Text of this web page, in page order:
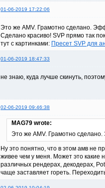
01-06-2019 17:22:06
Это же AMV. Грамотно сделано.
Сделано красиво! SVP прямо так
тут с картинками: Пресет SVP для
01-06-2019 18:47:33
не знаю, куда лучше скинуть,
02-06-2019 09:46:38
MAG79 wrote:
Это же AMV. Грамотно сделано.
Ну это понятно, что в этом амв не
живее чем у меня. Может это какие
различных рендерах, декодерах,
чаще заставляет гореть.